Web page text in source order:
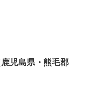
児島県・熊毛郡